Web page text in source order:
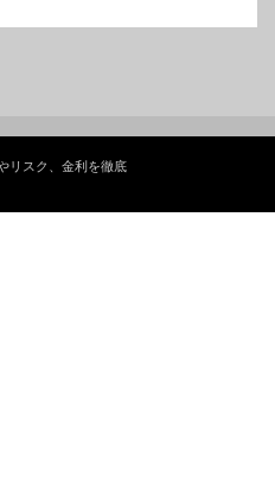
リスク、金利を徹底